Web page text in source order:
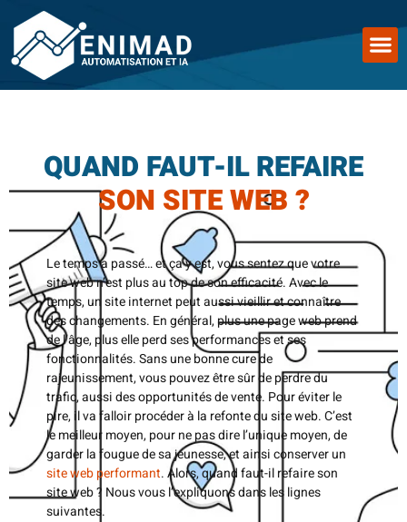
QUAND FAUT-IL REFAIRE
SON SITE WEB ?
Le temps a passé… et ça y est, vous sentez que votre
site web n’est plus au top de son efficacité. Avec le
temps, un site internet peut aussi vieillir et connaître
des changements. En général, plus une page web prend
de l’âge, plus elle perd ses performances et ses
fonctionnalités. Sans une bonne cure de
rajeunissement, vous pouvez être sûr de perdre du
trafic, aussi des opportunités de vente. Pour éviter le
pire, il va falloir procéder à la refonte du site web. C’est
le meilleur moyen, pour ne pas dire l’unique moyen, de
garder la fougue de sa jeunesse, et ainsi conserver un
site web performant. Alors, quand faut-il refaire son
site web ? Nous vous l’expliquons dans les lignes
suivantes.